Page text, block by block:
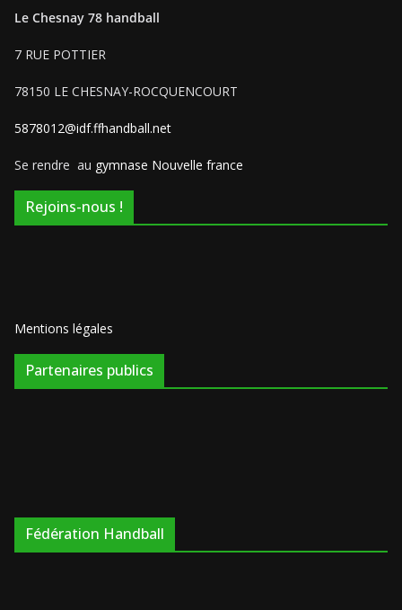
Le Chesnay 78 handball
7 RUE POTTIER
78150 LE CHESNAY-ROCQUENCOURT
5878012@idf.ffhandball.net
Se rendre au gymnase Nouvelle france
Rejoins-nous !
Mentions légales
Partenaires publics
Fédération Handball